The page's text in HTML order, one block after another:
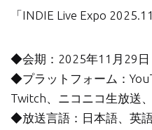
「INDIE Live Expo
◆会期：2025年11月29日
◆プラットフォーム：
Twitch、ニコニコ生放送
◆放送言語：日本語、英